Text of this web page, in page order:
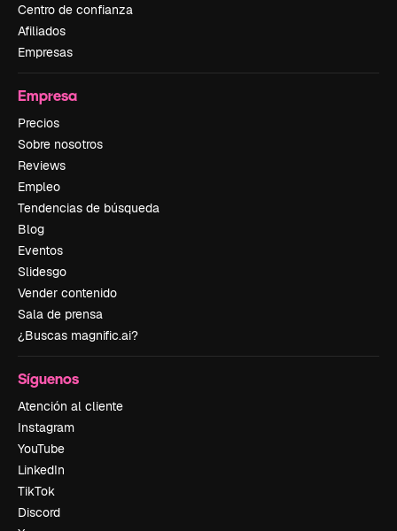
Centro de confianza
Afiliados
Empresas
Empresa
Precios
Sobre nosotros
Reviews
Empleo
Tendencias de búsqueda
Blog
Eventos
Slidesgo
Vender contenido
Sala de prensa
¿Buscas magnific.ai?
Síguenos
Atención al cliente
Instagram
YouTube
LinkedIn
TikTok
Discord